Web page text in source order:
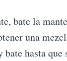
bate la
una
bate hasta